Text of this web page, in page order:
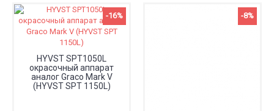
-16%
HYVST SPT1050L
окрасочный аппарат
аналог Graco Mark V
(HYVST SPT 1150L)
-8%